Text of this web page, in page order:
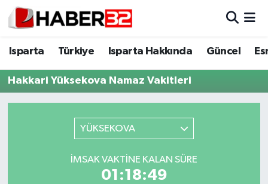
Isparta Türkiye Isparta Hakkında Güncel
Hakkari Yüksekova Namaz Vakitleri
YÜKSEKOVA
İMSAK VAKTINE KALAN SÜRE
01:18:49
Isparta
Isparta Hakkında
Esnaf Diyor ki;
BİLİM VE TEKNOLOJİ
Isparta Nöbetçi Eczaneler
Isparta Hava Durumu
Isparta Trafik Yoğunluk Haritası
Süper Lig Puan Durumu ve Fikstür